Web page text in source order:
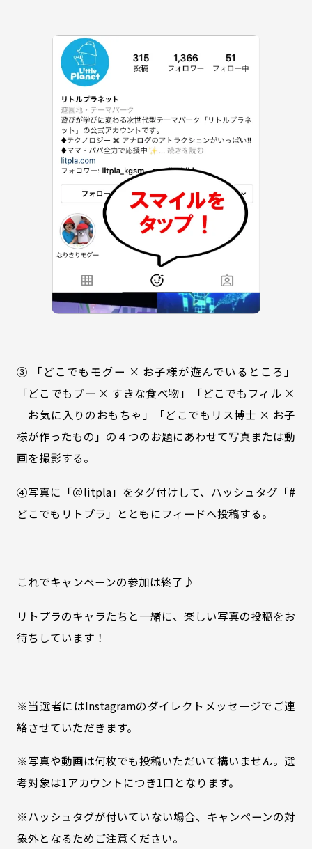
③ 「どこでもモグー × お子様が遊んでいるところ」
「どこでも ブー × すきな食べ物」「どこでもフィル ×
お気に入りのおもちゃ」「どこでもリス博士 × お子
様が作ったもの」の４つのお題にあわせて写真または動
画を撮影する。
④写真に「＠litpla」をタグ付けして、ハッシュタグ「#
どこでもリトプラ」とともにフィードへ投稿する。
これでキャンペーンの参加は終了♪
リトプラのキャラたちと一緒に、楽しい写真の投稿をお
待ちしています！
※当選者にはInstagramのダイレクトメッセージでご連
絡させていただきます。
※写真や動画は何枚でも投稿いただいて構いません。選
考対象は1アカウントにつき1口となります。
※ハッシュタグが付いていない場合、キャンペーンの対
象外となるためご注意ください。